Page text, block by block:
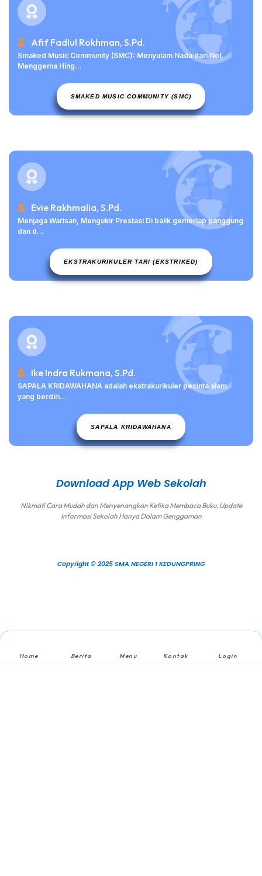
Afif Fadlul Rokhman, S.Pd.
Smaked Music Community (SMC): Menyulam Nada dari Nol,
Menggema Hing...
SMAKED MUSIC COMMUNITY (SMC)
Evie Rakhmalia, S.Pd.
Menjaga Warisan, Mengukir Prestasi Di balik gemerlap panggung
dan d...
EKSTRAKURIKULER TARI (EKSTRIKED)
Ike Indra Rukmana, S.Pd.
SAPALA KRIDAWAHANA adalah ekstrakurikuler pecinta alam
yang berdiri...
SAPALA KRIDAWAHANA
Download App Web Sekolah
Nikmati Cara Mudah dan Menyenangkan Ketika Membaca Buku, Update
Informasi Sekolah Hanya Dalam Genggaman
Copyright © 2025 SMA NEGERI 1 KEDUNGPRING
Home Berita Menu Kontak Login